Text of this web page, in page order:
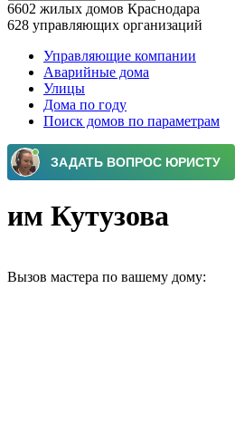
6602 жилых домов Краснодара
628 управляющих организаций
Главное меню
Управляющие компании
Аварийные дома
Улицы
Дома по году
Поиск домов по параметрам
им Кутузова
Вызов мастера по вашему дому: